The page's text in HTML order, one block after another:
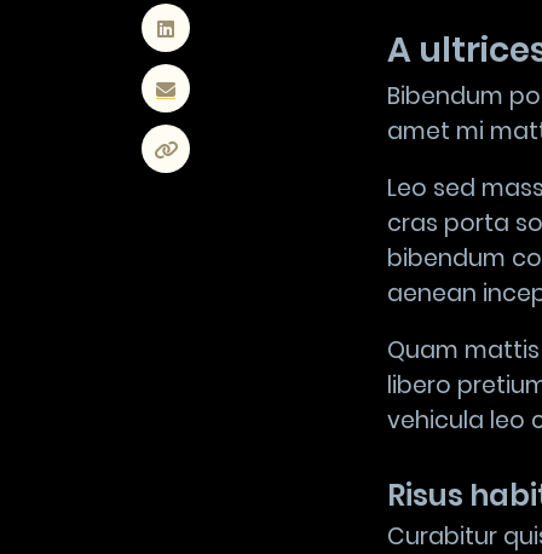
A
Bibendum
amet mi
Leo sed
cras porta
bibendum
aenean
Quam
libero
vehicula leo
Risus
Curabitur